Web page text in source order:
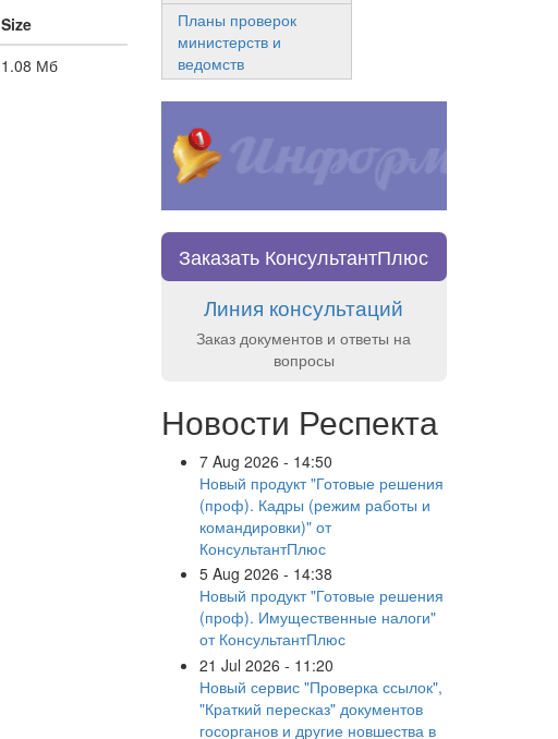
Size
1.08 Мб
Планы проверок
министерств и
ведомств
Заказать КонсультантПлюс
Линия консультаций
Заказ документов и ответы на
вопросы
Новости Респекта
7 Aug 2026 - 14:50
Новый продукт "Готовые решения
(проф). Кадры (режим работы и
командировки)" от
КонсультантПлюс
5 Aug 2026 - 14:38
Новый продукт "Готовые решения
(проф). Имущественные налоги"
от КонсультантПлюс
21 Jul 2026 - 11:20
Новый сервис "Проверка ссылок",
"Краткий пересказ" документов
госорганов и другие новшества в